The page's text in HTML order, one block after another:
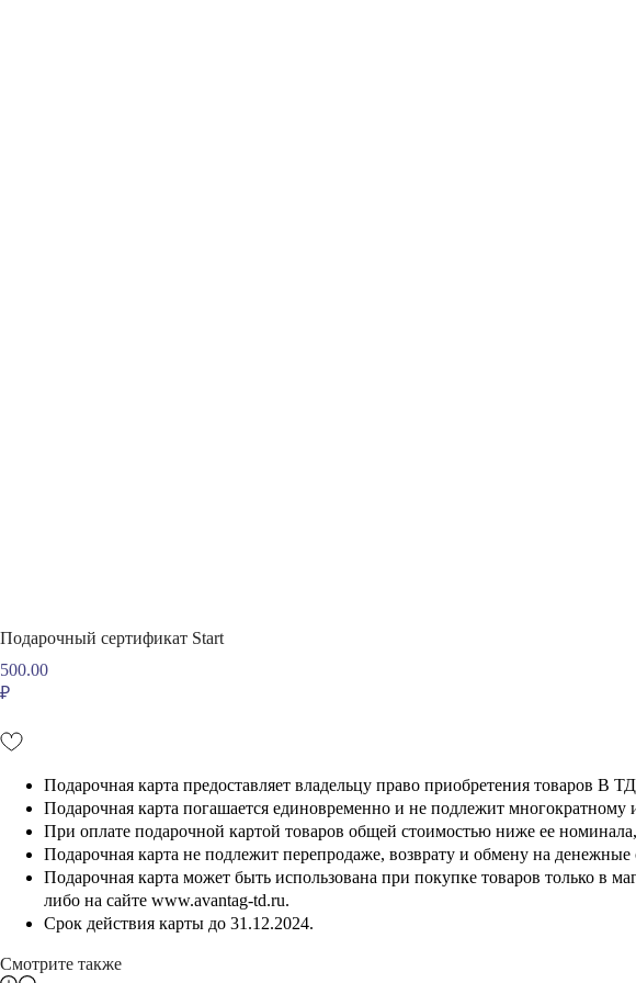
Подарочный сертификат Start
500.00
₽
Подарочная карта предоставляет владельцу право приобретения товаров В
Подарочная карта погашается единовременно и не подлежит многократному
При оплате подарочной картой товаров общей стоимостью ниже ее
Подарочная карта не подлежит перепродаже, возврату и обмену на денежные
Подарочная карта может быть использована при покупке товаров только в
либо на сайте www.avantag-td.ru.
Срок действия карты до 31.12.2024.
Смотрите также